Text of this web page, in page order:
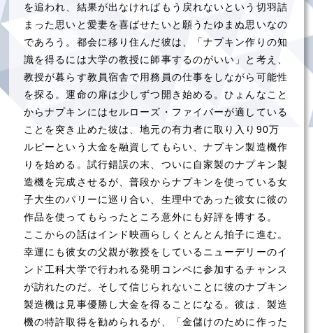
を追われ、結果が出なければもう戻れないという切羽詰
まった思いと愛妻を喜ばせたいと願うたゆまぬ思いなの
であろう。都会に移り住んだ彼は、「ナプキン作りの知
識を得るには大学の教授に師事するのがいい」と考え、
教授が暮らす教員宿舎で用務員の仕事をしながら可能性
を探る。運命の扉は少しずつ開き始める。ひょんなこと
からナプキンにはセルローズ・ファイバーが適している
ことを突き止めた彼は、地元の有力者に取り入り90万
ルピーという大金を融資してもらい、ナプキン製造機作
りを始める。試行錯誤の末、ついに自家製のナプキン製
造機を完成させるが、普段からナプキンを使っている女
子大生のパリーに巡り合い、生理中であった彼女に彼の
作品を使ってもらったところ意外にも好評を博する。
ここからの話はインド映画らしくとんとん拍子に進む。
幸運にも彼女の父親が教授をしているニューデリーのイ
ンド工科大学で行われる発明コンペに参加するチャンス
が訪れたのだ。そして信じられないことに彼のナプキン
製造機は見事優勝し大金を得ることになる。彼は、製造
機の特許取得を勧められるが、「金儲けのために作った